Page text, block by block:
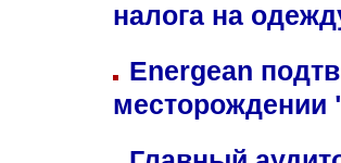
налога на
Energean